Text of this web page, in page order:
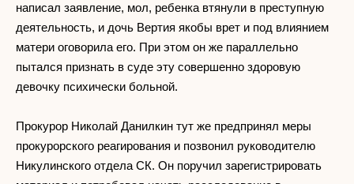
написал заявление, мол, ребенка втянули в преступную
деятельность, и дочь Вертия якобы врет и под влиянием
матери оговорила его. При этом он же параллельно
пытался признать в суде эту совершенно здоровую
девочку психически больной.
Прокурор Николай Данилкин тут же предпринял меры
прокурорского реагирования и позвонил руководителю
Никулинского отдела СК. Он поручил зарегистрировать